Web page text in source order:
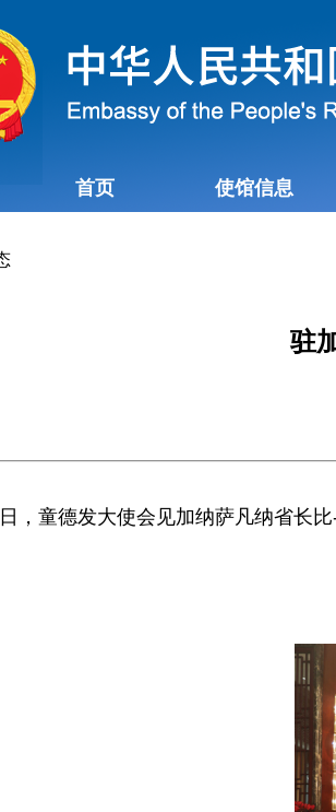
首页 使馆信息
驻
，童德发大使会见加纳萨凡纳省长